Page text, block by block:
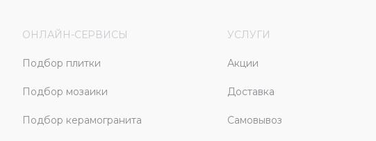
ОНЛАЙН-СЕРВИСЫ
Подбор плитки
Подбор мозаики
Подбор керамогранита
УСЛУГИ
Акции
Доставка
Самовывоз